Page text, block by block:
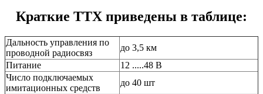
Краткие ТТХ приведены в таблице:
Дальность управления по
проводной радиосвяз
до 3,5 км
Питание
12 .....48 В
Число подключаемых
имитационных средств
до 40 шт